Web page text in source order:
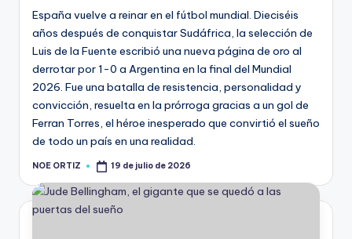
España vuelve a reinar en el fútbol mundial. Dieciséis
años después de conquistar Sudáfrica, la selección de
Luis de la Fuente escribió una nueva página de oro al
derrotar por 1-0 a Argentina en la final del Mundial
2026. Fue una batalla de resistencia, personalidad y
convicción, resuelta en la prórroga gracias a un gol de
Ferran Torres, el héroe inesperado que convirtió el sueño
de todo un país en una realidad.
NOE ORTIZ 19 de julio de 2026